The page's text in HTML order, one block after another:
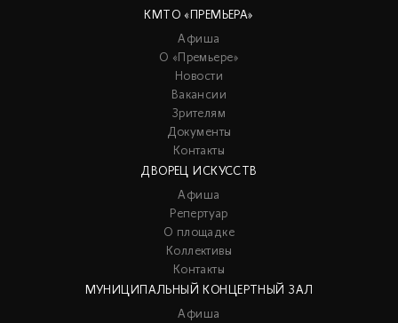
КМТО «ПРЕМЬЕРА»
Афиша
О «Премьере»
Новости
Вакансии
Зрителям
Документы
Контакты
ДВОРЕЦ ИСКУССТВ
Афиша
Репертуар
О площадке
Коллективы
Контакты
МУНИЦИПАЛЬНЫЙ КОНЦЕРТНЫЙ ЗАЛ
Афиша